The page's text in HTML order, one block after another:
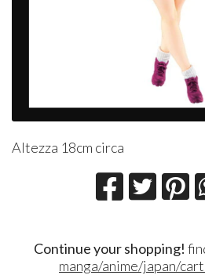
Altezza 18cm circa
Continue your shopping!
manga/anime/japan/